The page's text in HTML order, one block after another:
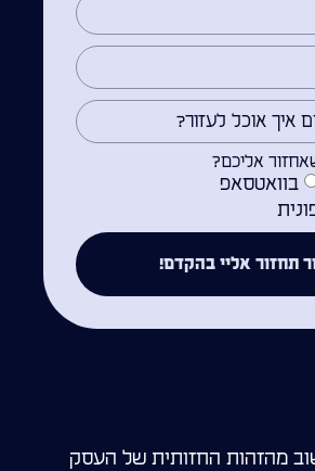
אליכם?
בוואטסאפ
תחזור אליי בהקדם!
מהזהות החזותית של העסק